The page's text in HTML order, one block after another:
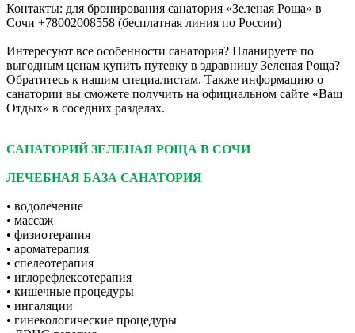
Контакты: для бронирования санатория «Зеленая Роща» в
Сочи +78002008558 (бесплатная линия по России)
Интересуют все особенности санатория? Планируете по
выгодным ценам купить путевку в здравницу Зеленая Роща?
Обратитесь к нашим специалистам. Также информацию о
санатории вы сможете получить на официальном сайте «Ваш
Отдых» в соседних разделах.
САНАТОРИЙ ЗЕЛЕНАЯ РОЩА В СОЧИ
ЛЕЧЕБНАЯ БАЗА САНАТОРИЯ
• водолечение
• массаж
• физиотерапия
• ароматерапия
• спелеотерапия
• иглорефлексотерапия
• кишечные процедуры
• ингаляции
• гинекологические процедуры